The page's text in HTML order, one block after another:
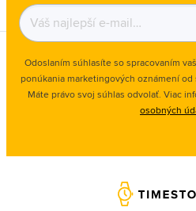
Odoslaním súhlasíte so spracovaním
ponúkania marketingových oznámení
Máte právo svoj súhlas odvolať. Viac
osobných